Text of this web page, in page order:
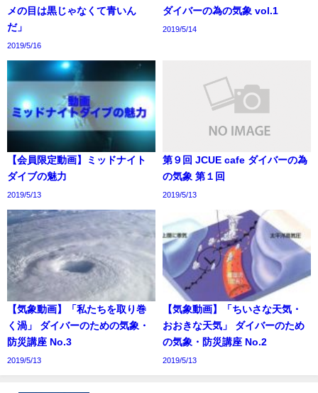
メの目は黒じゃなくて青いん
だ」
2019/5/16
ダイバーの為の気象 vol.1
2019/5/14
【会員限定動画】ミッドナイト
ダイブの魅力
2019/5/13
第９回 JCUE cafe ダイバーの為
の気象 第１回
2019/5/13
【気象動画】「私たちを取り巻
く渦」 ダイバーのための気象・
防災講座 No.3
2019/5/13
【気象動画】「ちいさな天気・
おおきな天気」 ダイバーのため
の気象・防災講座 No.2
2019/5/13